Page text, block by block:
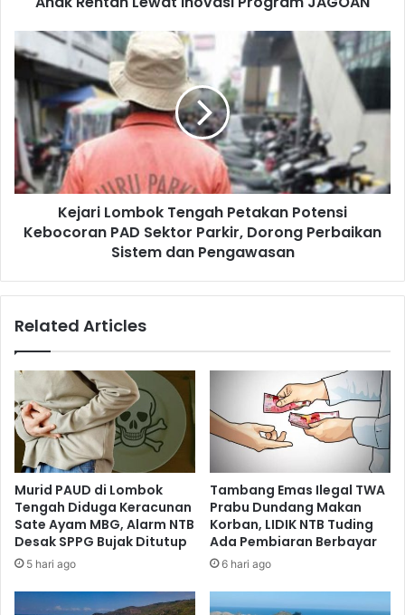
Kejari Lombok Tengah Petakan Potensi
Kebocoran PAD Sektor Parkir, Dorong Perbaikan
Sistem dan Pengawasan
Related Articles
Murid PAUD di Lombok
Tengah Diduga Keracunan
Sate Ayam MBG, Alarm NTB
Desak SPPG Bujak Ditutup
5 hari ago
Tambang Emas Ilegal TWA
Prabu Dundang Makan
Korban, LIDIK NTB Tuding
Ada Pembiaran Berbayar
6 hari ago